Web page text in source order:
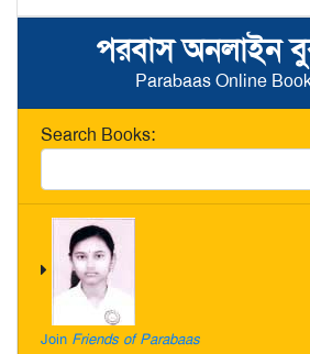
পরবাস অনলাইন
Parabaas Online
Search Books:
Join Friends of Parabaas